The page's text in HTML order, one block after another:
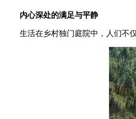
内心深处的满足与平静
生活在乡村独门庭院中，人们不仅